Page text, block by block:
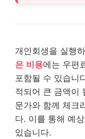
개인회생을 실행
은 비용에는 우편
포함될 수 있습니
적되어 큰 금액이
문가와 함께 체크
다. 이를 통해 예
있습니다.